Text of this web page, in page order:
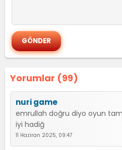
Yorumlar (99)
nuri game
emrullah doğru diyo oyun
iyi hadiğ
11 Haziran 2025, 09:47